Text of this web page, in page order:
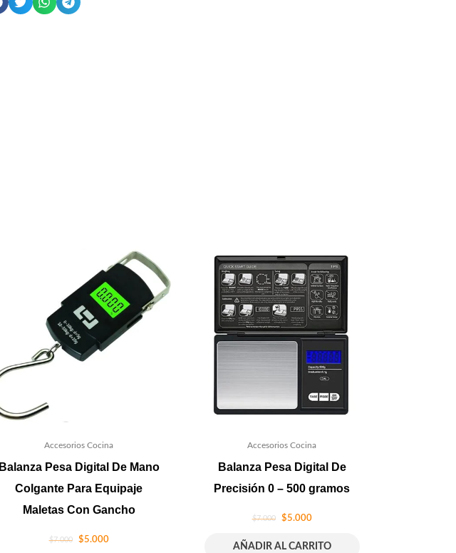
Accesorios Cocina
Balanza Pesa Digital De Mano
Colgante Para Equipaje
Maletas Con Gancho
$7.000 $5.000
Accesorios Cocina
Balanza Pesa Digital De
Precisión 0 – 500 gramos
$7.000 $5.000
AÑADIR AL CARRITO